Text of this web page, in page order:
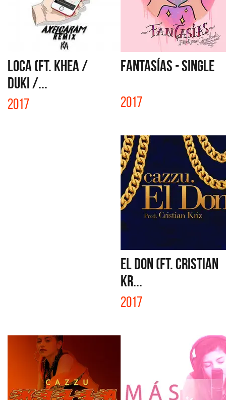
LOCA (FT. KHEA /
DUKI /...
2017
FANTASÍAS - SINGLE
2017
EL DON (FT. CRISTIAN
KR...
2017